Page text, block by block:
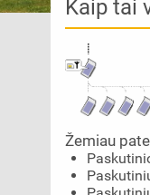
Kaip tai
Žemiau